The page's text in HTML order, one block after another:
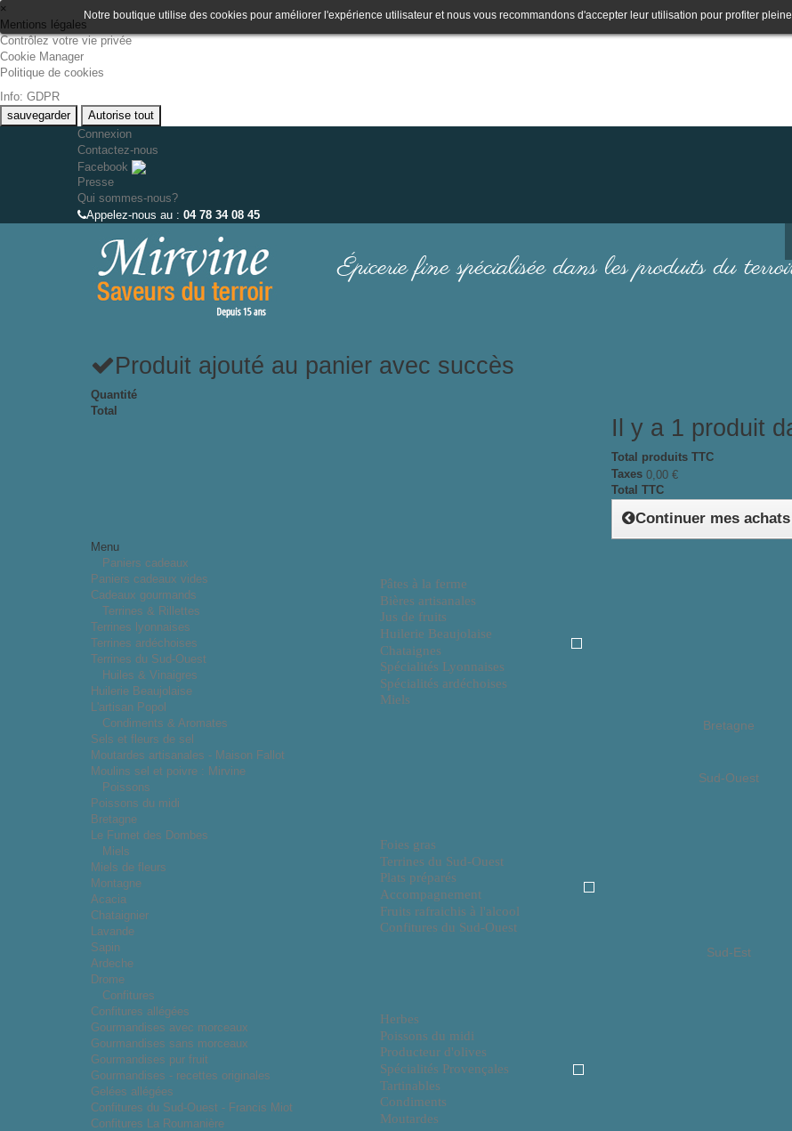
×
Mentions légales
Contrôlez votre vie privée
Cookie Manager
Politique de cookies
Info: GDPR
sauvegarder
Autorise tout
Connexion
Contactez-nous
Facebook
Presse
Qui sommes-nous?
Appelez-nous au : 04 78 34 08 45
Épicerie fine spécialisée dans les produits du
Produit ajouté au panier avec succès
Quantité
Total
Il y a 1 produit
Total produits TTC
Taxes 0,00 €
Total TTC
Continuer mes achats
Rhône Alpes
Pâtes à la ferme
Bières artisanales
Jus de fruits
Huilerie Beaujolaise
Chataignes
Spécialités Lyonnaises
Spécialités ardéchoises
Miels
Bretagne
Sud-Ouest
Foies gras
Terrines du Sud-Ouest
Plats préparés
Accompagnement
Fruits rafraichis à l'alcool
Confitures du Sud-Ouest
Sud-Est
Herbes
Poissons du midi
Producteur d'olives
Spécialités Provençales
Tartinables
Condiments
Moutardes
Menu
Paniers cadeaux
Paniers cadeaux vides
Cadeaux gourmands
Terrines & Rillettes
Terrines lyonnaises
Terrines ardéchoises
Terrines du Sud-Ouest
Huiles & Vinaigres
Huilerie Beaujolaise
L'artisan Popol
Condiments & Aromates
Sels et fleurs de sel
Moutardes artisanales - Maison Fallot
Moulins sel et poivre : Mirvine
Poissons
Poissons du midi
Bretagne
Le Fumet des Dombes
Miels
Miels de fleurs
Montagne
Acacia
Chataignier
Lavande
Sapin
Ardeche
Drome
Confitures
Confitures allégées
Gourmandises avec morceaux
Gourmandises sans morceaux
Gourmandises pur fruit
Gourmandises - recettes originales
Gelées allégées
Confitures du Sud-Ouest - Francis Miot
Confitures La Roumanière
Notre boutique utilise des cookies pour améliorer l'expérience utilisateur et nous vous recommandons d'accepter leur utilisation pour profiter